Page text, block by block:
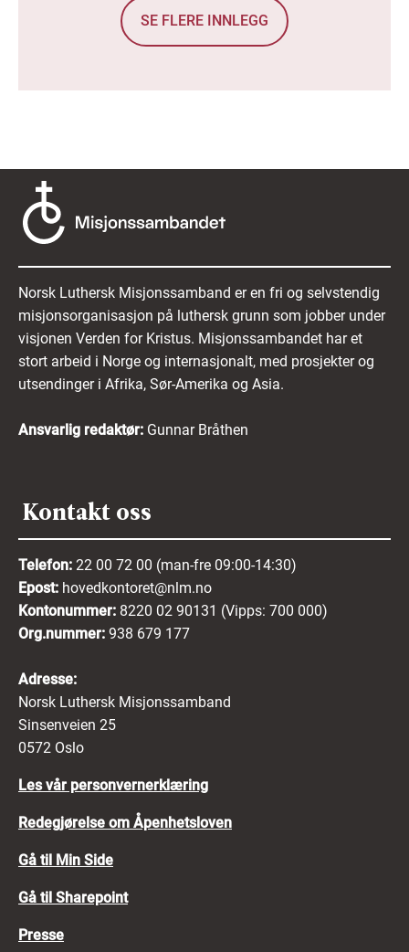
SE FLERE INNLEGG
Norsk Luthersk Misjonssamband er en fri og selvstendig
misjonsorganisasjon på luthersk grunn som jobber under
visjonen Verden for Kristus. Misjonssambandet har et
stort arbeid i Norge og internasjonalt, med prosjekter og
utsendinger i Afrika, Sør-Amerika og Asia.
Ansvarlig redaktør: Gunnar Bråthen
Kontakt oss
Telefon: 22 00 72 00 (man-fre 09:00-14:30)
Epost: hovedkontoret@nlm.no
Kontonummer: 8220 02 90131 (Vipps: 700 000)
Org.nummer: 938 679 177
Adresse:
Norsk Luthersk Misjonssamband
Sinsenveien 25
0572 Oslo
Les vår personvernerklæring
Redegjørelse om Åpenhetsloven
Gå til Min Side
Gå til Sharepoint
Presse